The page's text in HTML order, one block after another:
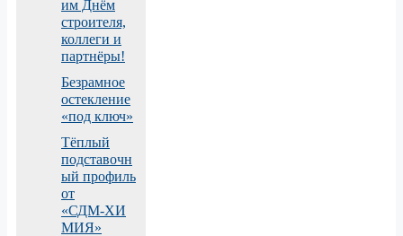
им Днём
строителя,
коллеги и
партнёры!
Безрамное
остекление
«под ключ»
Тёплый
подставочн
ый профиль
от
«СДМ‑ХИ
МИЯ»